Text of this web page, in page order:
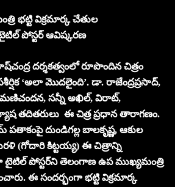
భట్టి విక్రమార్క చేతుల
పోస్టర్‌ ఆవిష్కరణ
దర్శకత్వంలో రూపొందిన చిత్రం
‘అలా మొదలైంది’. డా. రాజేంద్రప్రసాద్‌,
సన్నీ అఖిల్, విరాట్‌,
తదితరులు ఈ చిత్ర ప్రధాన తారాగణం.
దుండిగల్ల బాలకృష్ణ, ఆకుల
(గోదారి కిట్టయ్య) ఈ చిత్రాన్ని
టైటిల్‌ పోస్టర్‌ని తెలంగాణ ఉప ముఖ్యమంత్రి
ఈ సందర్భంగా భట్టి విక్రమార్క